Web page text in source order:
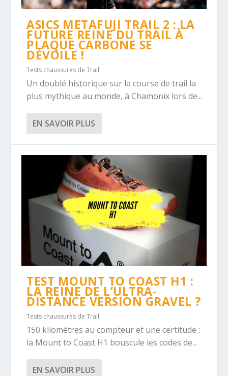
ASICS METAFUJI TRAIL 2 : LA
FUTURE REINE DU TRAIL À
PLAQUE CARBONE SE
DÉVOILE !
Tests chaussures de Trail
Un doublé historique sur la course de trail la
plus mythique au monde, à Chamonix lors de...
EN SAVOIR PLUS
TEST MOUNT TO COAST H1 :
LA REINE DE L’ULTRA-
DISTANCE VERSION GRAVEL ?
Tests chaussures de Trail
150 kilomètres au compteur et une certitude :
la Mount to Coast H1 bouscule les codes de...
EN SAVOIR PLUS